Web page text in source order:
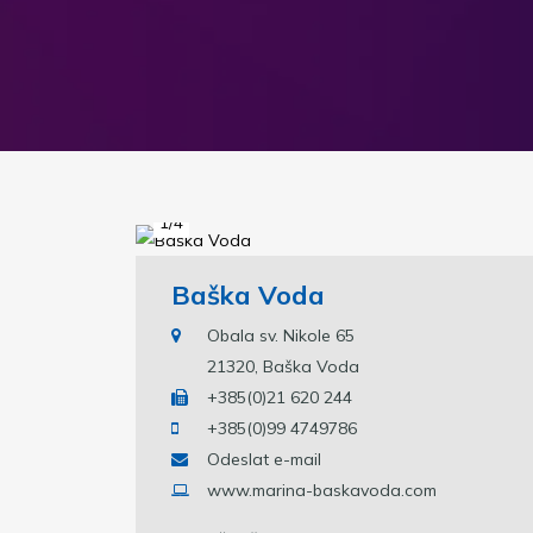
1/4
Baška Voda
Obala sv. Nikole 65
21320, Baška Voda
+385(0)21 620 244
+385(0)99 4749786
Odeslat e-mail
www.marina-baskavoda.com